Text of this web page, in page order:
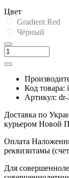
Цвет
Gradient Red
Чёрный
Код товара:
Артикул:
Доставка по
курьером Новой
Оплата
реквизитамы
Для